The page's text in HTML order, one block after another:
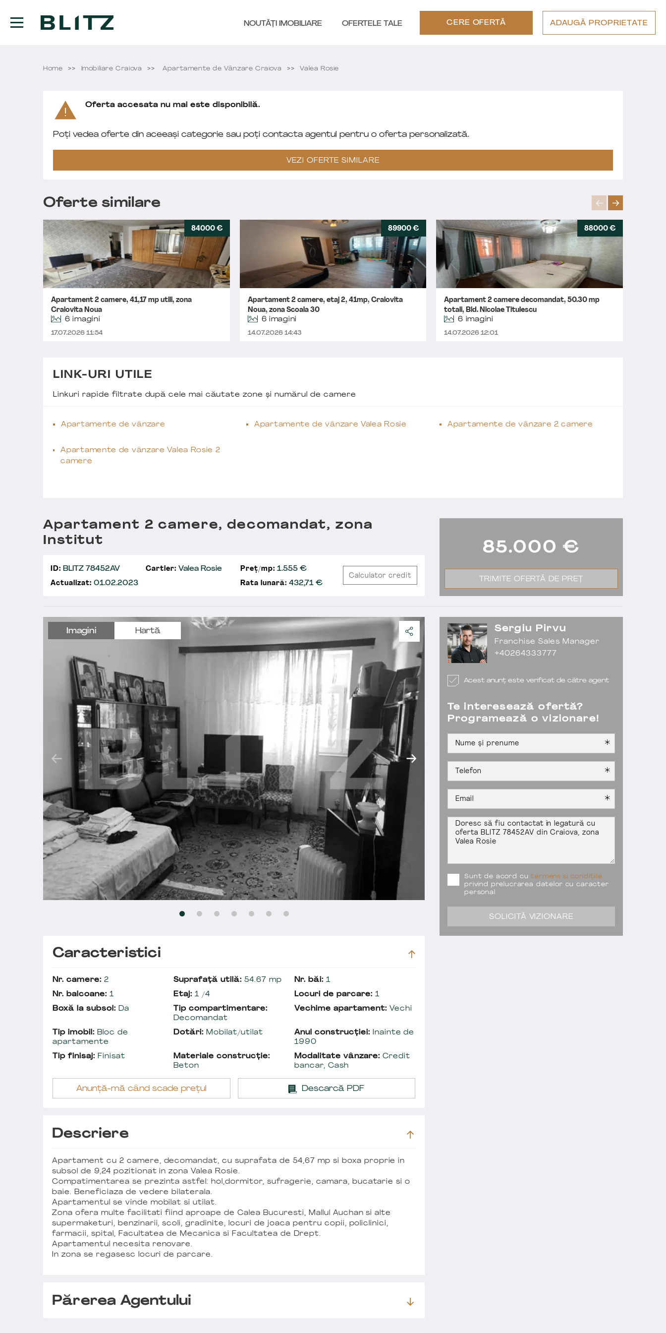
NOUTĂȚI IMOBILIARE OFERTELE TALE CERE OFERTĂ ADAUGĂ PROPRIETATE
Home Imobiliare Craiova Apartamente de Vânzare Craiova Valea Rosie
Oferta accesata nu mai este disponibilă.
Poți vedea oferte din aceeași categorie sau poți contacta agentul pentru o oferta personalizată.
VEZI OFERTE SIMILARE
Oferte similare
84000 €
Apartament 2 camere, 41,17 mp utili, zona
Craiovita Noua
6 imagini
17.07.2026 11:54
89900 €
Apartament 2 camere, etaj 2, 41mp, Craiovita
Noua, zona Scoala 30
6 imagini
14.07.2026 14:43
88000 €
Apartament 2 camere decomandat, 50.30 mp
totali, Bld. Nicolae Titulescu
6 imagini
14.07.2026 12:01
LINK-URI UTILE
Linkuri rapide filtrate după cele mai căutate zone și numărul de camere
Apartamente de vânzare Apartamente de vânzare Valea Rosie Apartamente de vânzare 2 camere
Apartamente de vânzare Valea Rosie 2
camere
Imagini Hartă
Apartament 2 camere, decomandat, zona
Institut
ID: BLITZ 78452AV Cartier: Valea Rosie Preț/mp: 1.555 €
Actualizat: 01.02.2023 Rata lunară:432,71 €
Calculator credit
Sergiu Pirvu
Franchise Sales Manager
+40264333777
Acest anunț este verificat de către agent
Te interesează ofertă?
Programează o vizionare!
Sunt de acord cutermenii si condițiile
privind prelucrarea datelor cu caracter
personal
SOLICITĂ VIZIONARE
85.000 €
TRIMITE OFERTĂ DE PREȚ
Caracteristici
Nr. camere: 2 Suprafață utilă: 54.67 mp Nr. băi: 1
Nr. balcoane: 1 Etaj: 1 /4 Locuri de parcare: 1
Boxă la subsol: Da
Tip compartimentare:
Decomandat
Vechime apartament: Vechi
Tip imobil: Bloc de
apartamente
Dotări: Mobilat/utilat Anul construcției: Inainte de
1990
Tip finisaj: Finisat
Materiale construcție:
Beton
Modalitate vânzare: Credit
bancar, Cash
Anunță-mă când scade prețul Descarcă PDF
Descriere
Apartament cu 2 camere, decomandat, cu suprafata de 54,67 mp si boxa proprie in
subsol de 9,24 pozitionat in zona Valea Rosie.
Compatimentarea se prezinta astfel: hol,dormitor, sufragerie, camara, bucatarie si o
baie. Beneficiaza de vedere bilaterala.
Apartamentul se vinde mobilat si utilat.
Zona ofera multe facilitati fiind aproape de Calea Bucuresti, Mallul Auchan si alte
supermaketuri, benzinarii, scoli, gradinite, locuri de joaca pentru copii, policlinici,
farmacii, spital, Facultatea de Mecanica si Facultatea de Drept.
Apartamentul necesita renovare.
In zona se regasesc locuri de parcare.
Părerea Agentului